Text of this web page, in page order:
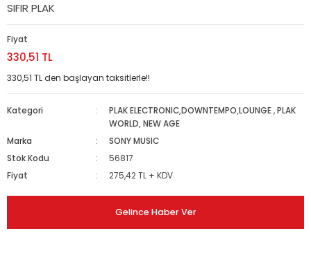
SIFIR PLAK
Fiyat
330,51 TL
330,51 TL den başlayan taksitlerle!!
Kategori PLAK ELECTRONIC,DOWNTEMPO,LOUNGE ,PLAK
WORLD, NEW AGE
Marka
SONY MUSIC
Stok Kodu
56817
Fiyat
275,42 TL + KDV
Gelince Haber Ver